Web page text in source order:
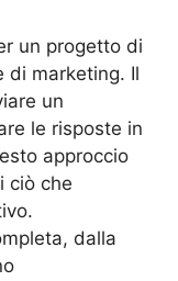
un progetto di
di marketing. Il
un
le risposte in
approccio
ciò che
dalla